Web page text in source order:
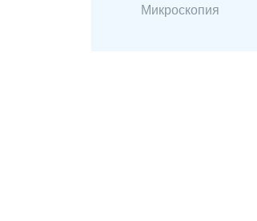
Микроскопия